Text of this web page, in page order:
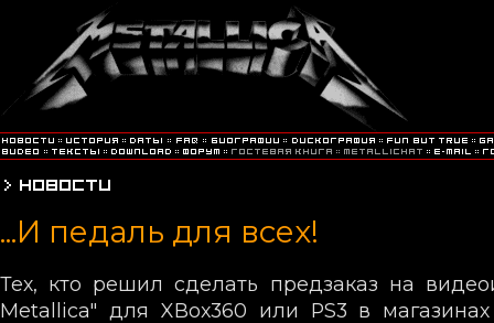
...И педаль для всех!
Тех, кто решил сделать предзаказ на
Metallica" для XBox360 или PS3 в